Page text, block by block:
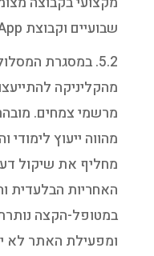
שבועיים וקבוצת WhatsApp ייעודית.
5.2. במסגרת
מהקליניקה
מרשמי צמחים.
מהווה ייעוץ לימודי
מחליף את שיקול
האחריות הבלעדית
במטופל-הקצה
ומפעילת האתר לא